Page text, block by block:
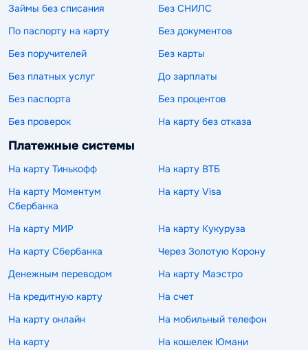
Займы без списания
Без СНИЛС
По паспорту на карту
Без документов
Без поручителей
Без карты
Без платных услуг
До зарплаты
Без паспорта
Без процентов
Без проверок
На карту без отказа
Платежные системы
На карту Тинькофф
На карту ВТБ
На карту Моментум
Сбербанка
На карту Visa
На карту МИР
На карту Кукуруза
На карту Сбербанка
Через Золотую Корону
Денежным переводом
На карту Маэстро
На кредитную карту
На счет
На карту онлайн
На мобильный телефон
На карту
На кошелек Юмани